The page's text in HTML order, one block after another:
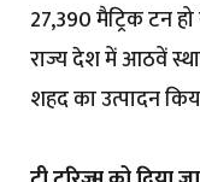
27,390 मैट्रिक टन
राज्य देश में आठवें
शहद का उत्पादन